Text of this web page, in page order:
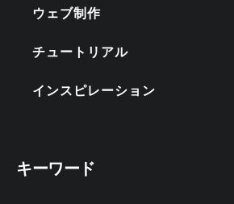
ウェブ制作
チュートリアル
インスピレーション
キーワード